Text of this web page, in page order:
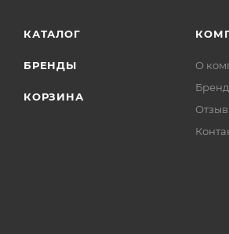
КАТАЛОГ
БРЕНДЫ
КОРЗИНА
О